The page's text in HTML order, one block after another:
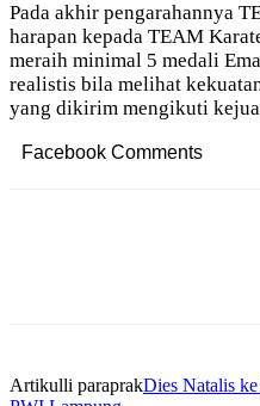
Pada akhir pengarahannya
harapan kepada TEAM
meraih minimal 5 medali
realistis bila melihat
yang dikirim mengikuti
Facebook Comments
Artikulli paraprakDies Natalis